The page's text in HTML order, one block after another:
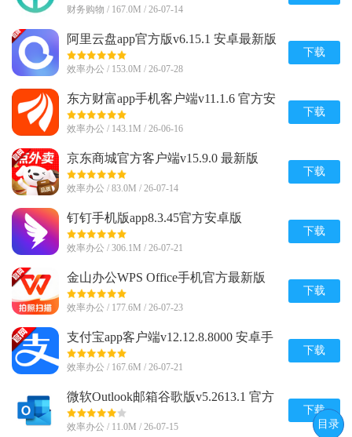
财务购物 / 167.0M / 26-07-14
阿里云盘app官方版v6.15.1 安卓最新版
效率办公 / 153.0M / 26-07-28
下载
东方财富app手机客户端v11.1.6 官方安
卓版
效率办公 / 143.1M / 26-06-16
下载
京东商城官方客户端v15.9.0 最新版
效率办公 / 83.0M / 26-07-14
下载
钉钉手机版app8.3.45官方安卓版
效率办公 / 306.1M / 26-07-21
下载
金山办公WPS Office手机官方最新版
v26.7.2 正版
效率办公 / 177.6M / 26-07-23
下载
支付宝app客户端v12.12.8.8000 安卓手
机版
效率办公 / 167.6M / 26-07-21
下载
微软Outlook邮箱谷歌版v5.2613.1 官方
最新版
效率办公 / 11.0M / 26-07-15
下载
目录